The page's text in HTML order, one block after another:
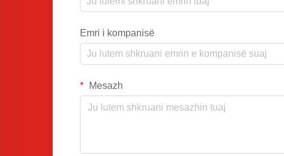
Emri i kompanisë
Mesazh